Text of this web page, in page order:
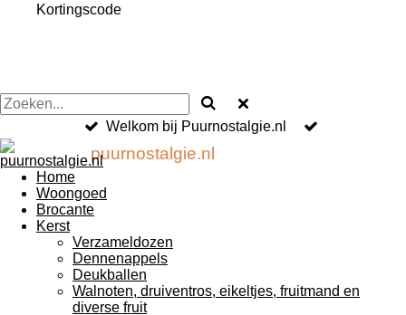
Kortingscode
Welkom bij Puurnostalgie.nl
puurnostalgie.nl
Home
Woongoed
Brocante
Kerst
Verzameldozen
Dennenappels
Deukballen
Walnoten, druiventros, eikeltjes, fruitmand en
diverse fruit